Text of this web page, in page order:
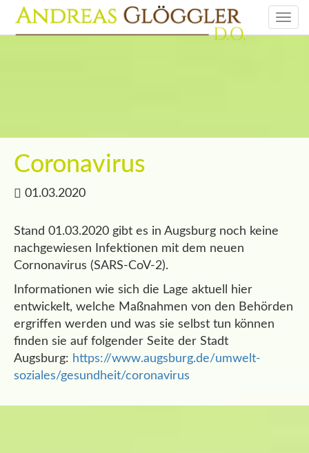
Coronavirus
01.03.2020
Stand 01.03.2020 gibt es in Augsburg noch keine
nachgewiesen Infektionen mit dem neuen
Cornonavirus (SARS-CoV-2).
Informationen wie sich die Lage aktuell hier
entwickelt, welche Maßnahmen von den Behörden
ergriffen werden und was sie selbst tun können
finden sie auf folgender Seite der Stadt
Augsburg: https://www.augsburg.de/umwelt-
soziales/gesundheit/coronavirus